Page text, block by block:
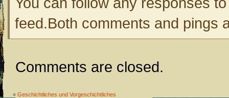
feed.Both comments and pings
Comments are closed.
« Geschichtliches und Vorgeschichtliches